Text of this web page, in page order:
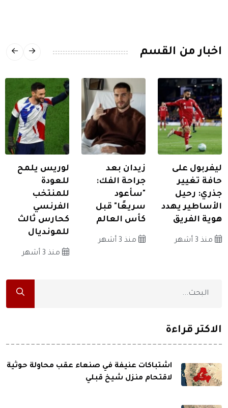
اخبار من القسم
ليفربول على
حافة تغيير
جذري: رحيل
الأساطير يهدد
هوية الفريق
منذ 3 أشهر
زيدان بعد
جراحة الفك:
"سأعود
سريعًا" قبل
كأس العالم
منذ 3 أشهر
لوريس يلمح
للعودة
للمنتخب
الفرنسي
كحارس ثالث
للمونديال
منذ 3 أشهر
الاكثر قراءة
اشتباكات عنيفة في صنعاء عقب محاولة حوثية
لاقتحام منزل شيخ قبلي